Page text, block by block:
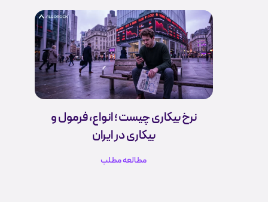
نرخ بیکاری چیست ؛ انواع، فرمول و
بیکاری در ایران
مطالعه مطلب